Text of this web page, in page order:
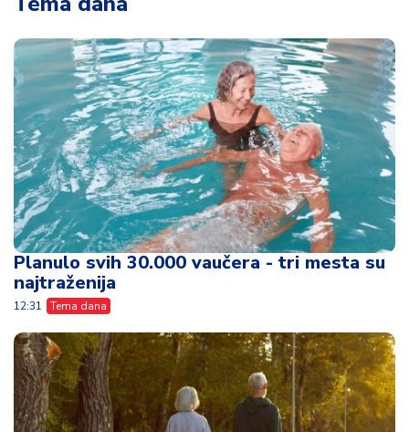
Planulo svih 30.000 vaučera - tri mesta su
najtraženija
12:31 Tema dana